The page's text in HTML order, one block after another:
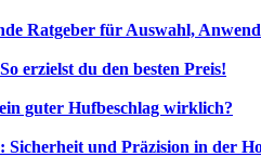
Ratgeber für Auswahl,
erzielst du den besten Preis!
guter Hufbeschlag wirklich?
Sicherheit und Präzision in der